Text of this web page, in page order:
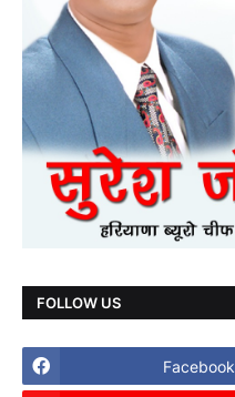
FOLLOW US
Facebook